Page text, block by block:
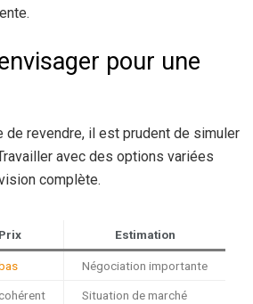
pour une
de revendre, il est prudent de simuler
avec des options variées
complète.
Prix Estimation
Négociation importante
Situation de marché